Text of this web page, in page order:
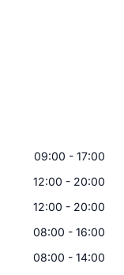
09:00 - 17:00
12:00 - 20:00
12:00 - 20:00
08:00 - 16:00
08:00 - 14:00